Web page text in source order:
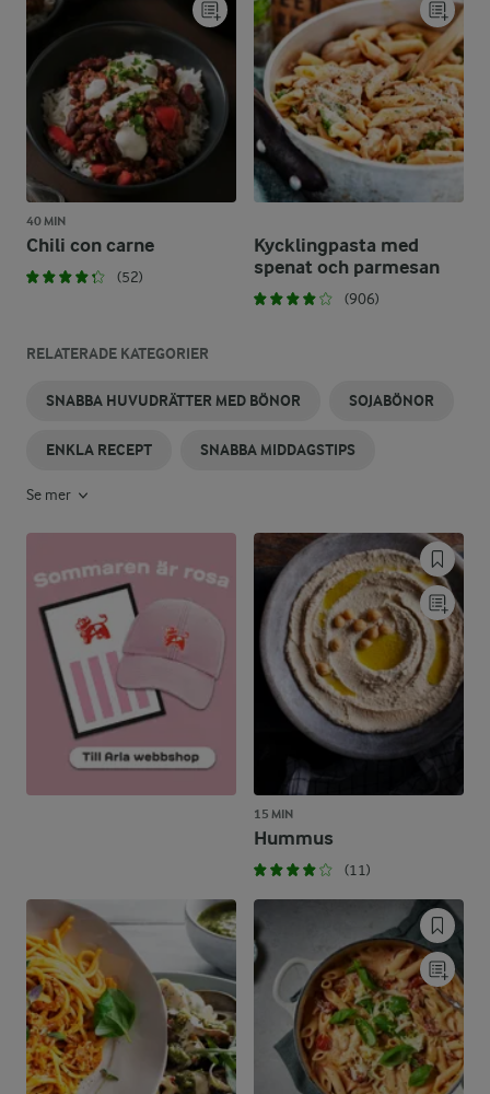
40 MIN
Chili con carne
(52)
Kycklingpasta med
spenat och parmesan
(906)
RELATERADE KATEGORIER
SNABBA HUVUDRÄTTER MED BÖNOR SOJABÖNOR
ENKLA RECEPT SNABBA MIDDAGSTIPS
Se mer
15 MIN
Hummus
(11)